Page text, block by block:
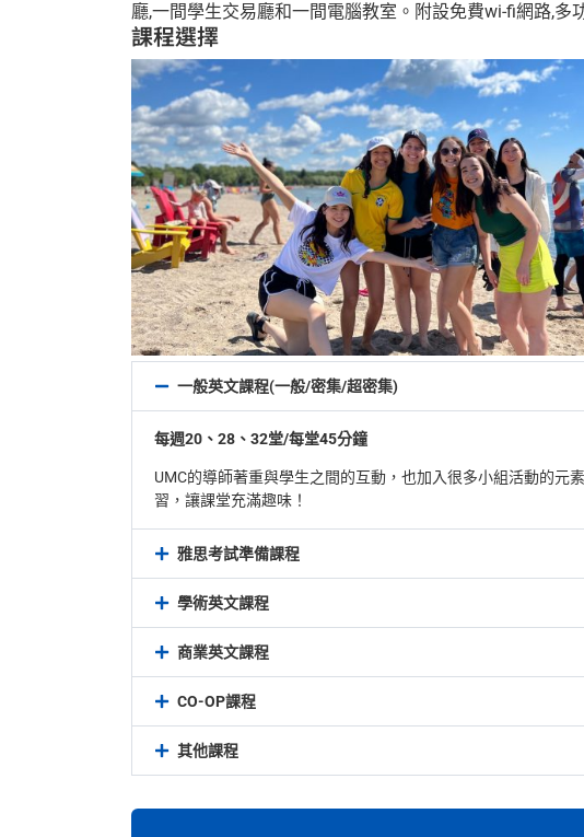
廳,一間學生交易廳和一間電腦教室。附設免費wi-fi網路,多
課程選擇
一般英文課程(一般/密集/超密集)
每週20、28、32堂/每堂45分鐘
UMC的導師著重與學生之間的互動，也加入很多小組活動的元
習，讓課堂充滿趣味！
雅思考試準備課程
學術英文課程
商業英文課程
CO-OP課程
其他課程